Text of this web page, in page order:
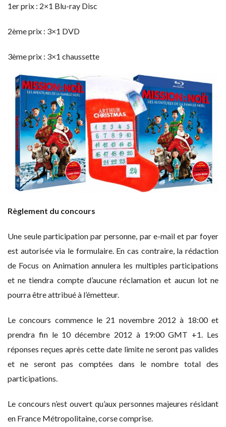
1er prix : 2×1 Blu-ray Disc
2ème prix : 3×1 DVD
3ème prix : 3×1 chaussette
Règlement du concours
Une seule participation par personne, par e-mail et par foyer
est autorisée via le formulaire. En cas contraire, la rédaction
de Focus on Animation annulera les multiples participations
et ne tiendra compte d’aucune réclamation et aucun lot ne
pourra être attribué à l’émetteur.
Le concours commence le 21 novembre 2012 à 18:00 et
prendra fin le 10 décembre 2012 à 19:00 GMT +1. Les
réponses reçues après cette date limite ne seront pas valides
et ne seront pas comptées dans le nombre total des
participations.
Le concours n’est ouvert qu’aux personnes majeures résidant
en France Métropolitaine, corse comprise.